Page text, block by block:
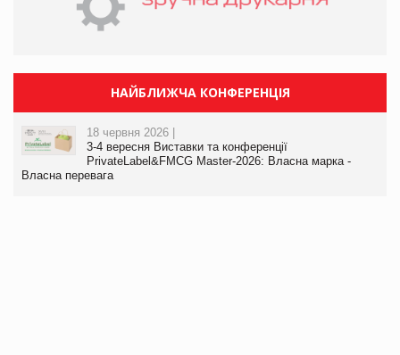
НАЙБЛИЖЧА КОНФЕРЕНЦІЯ
18 червня 2026 |
3-4 вересня Виставки та конференції
PrivateLabel&FMCG Master-2026: Власна марка -
Власна перевага